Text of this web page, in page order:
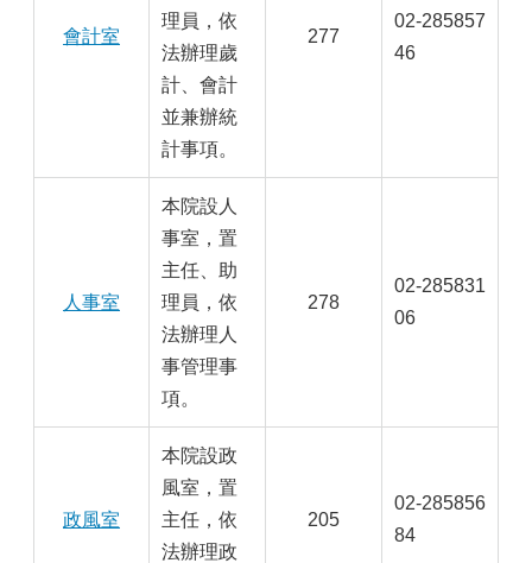
會計室
理員，依
法辦理歲
計、會計
並兼辦統
計事項。
277
02-285857
46
人事室
本院設人
事室，置
主任、助
理員，依
法辦理人
事管理事
項。
278
02-285831
06
政風室
本院設政
風室，置
主任，依
法辦理政
205
02-285856
84